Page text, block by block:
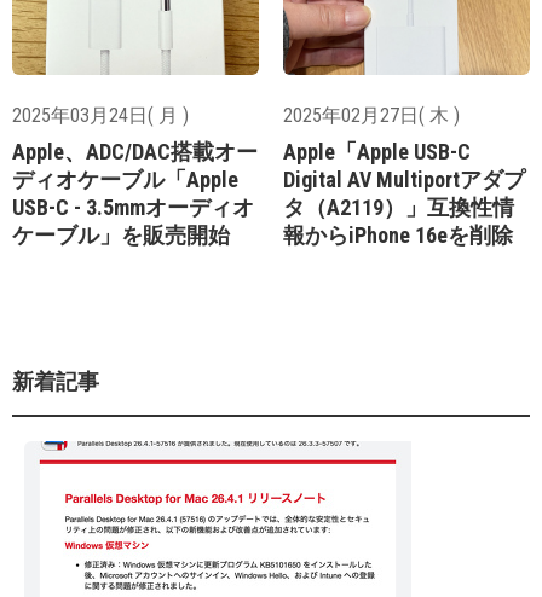
2025年03月24日( 月 )
Apple、ADC/DAC搭載オー
ディオケーブル「Apple
USB-C - 3.5mmオーディオ
ケーブル」を販売開始
2025年02月27日( 木 )
Apple「Apple USB-C
Digital AV Multiportアダプ
タ（A2119）」互換性情
報からiPhone 16eを削除
新着記事